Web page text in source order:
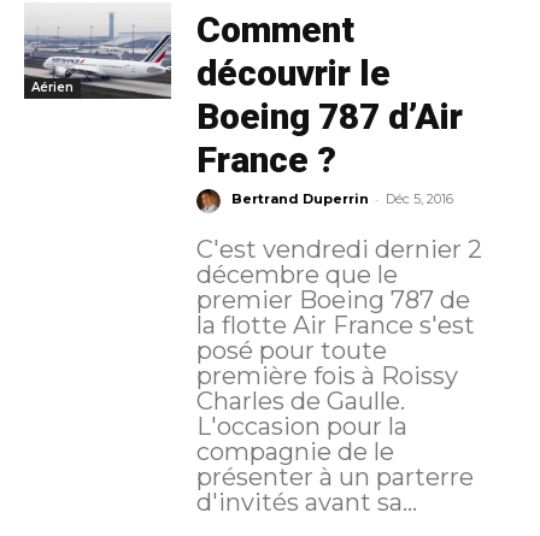
Aérien
Comment
découvrir le
Boeing 787 d’Air
France ?
Bertrand Duperrin - Déc 5, 2016
C'est vendredi dernier 2
décembre que le
premier Boeing 787 de
la flotte Air France s'est
posé pour toute
première fois à Roissy
Charles de Gaulle.
L'occasion pour la
compagnie de le
présenter à un parterre
d'invités avant sa...